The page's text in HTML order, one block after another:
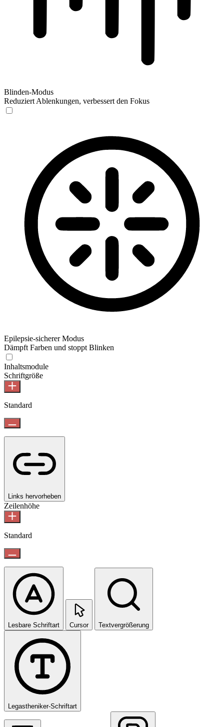
Blinden-Modus
Reduziert Ablenkungen, verbessert den Fokus
Epilepsie-sicherer Modus
Dämpft Farben und stoppt Blinken
Inhaltsmodule
Schriftgröße
Standard
Links hervorheben
Zeilenhöhe
Standard
Lesbare Schriftart Cursor Textvergrößerung
Legastheniker-Schriftart